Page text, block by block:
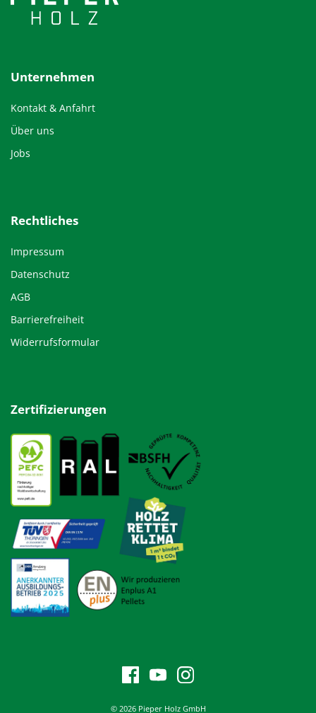
Unternehmen
Kontakt & Anfahrt
Über uns
Jobs
Rechtliches
Impressum
Datenschutz
AGB
Barrierefreiheit
Widerrufsformular
Zertifizierungen
© 2026 Pieper Holz GmbH